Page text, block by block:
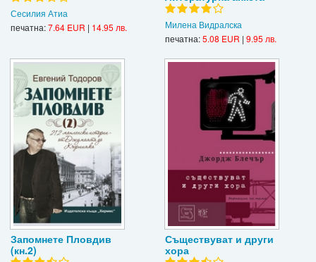
Сесилия Атиа
печатна:7.64 EUR | 14.95 лв.
Милена Видралска
печатна:5.08 EUR | 9.95 лв.
Запомнете Пловдив
(кн.2)
Съществуват и други
хора